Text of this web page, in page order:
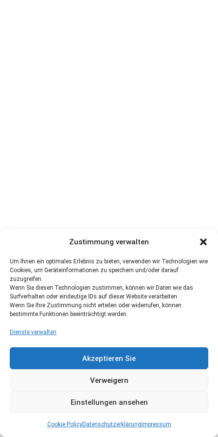
Zustimmung verwalten
Um Ihnen ein optimales Erlebnis zu bieten, verwenden wir Technologien wie
Cookies, um Geräteinformationen zu speichern und/oder darauf
zuzugreifen.
Wenn Sie diesen Technologien zustimmen, können wir Daten wie das
Surfverhalten oder eindeutige IDs auf dieser Website verarbeiten.
Wenn Sie Ihre Zustimmung nicht erteilen oder widerrufen, können
bestimmte Funktionen beeinträchtigt werden.
Dienste verwalten
Akzeptieren Sie
Verweigern
Einstellungen ansehen
Cookie PolicyDatenschutzerklärung Impressum